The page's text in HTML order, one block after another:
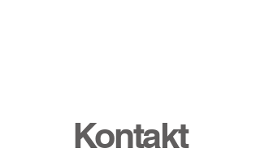
Kontakt